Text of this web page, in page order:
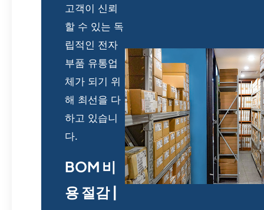
고객이 신뢰
할 수 있는 독
립적인 전자
부품 유통업
체가 되기 위
해 최선을 다
하고 있습니
다.
BOM 비
용 절감 |